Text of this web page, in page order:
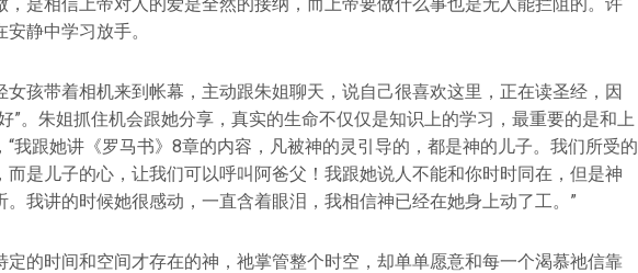
静中学习放手。
女孩带着相机来到帐幕，主动跟朱姐聊天，说自己很喜欢这里，正在读圣经，因
”。朱姐抓住机会跟她分享，真实的生命不仅仅是知识上的学习，最重要的是和上
“我跟她讲《罗马书》8章的内容，凡被神的灵引导的，都是神的儿子。我们所受的
而是儿子的心，让我们可以呼叫阿爸父！我跟她说人不能和你时时同在，但是神
。我讲的时候她很感动，一直含着眼泪，我相信神已经在她身上动了工。”
定的时间和空间才存在的神，祂掌管整个时空，却单单愿意和每一个渴慕祂信靠